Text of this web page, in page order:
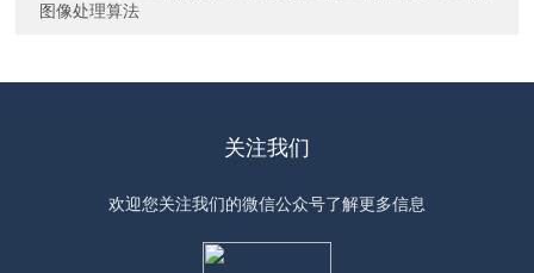
图像处理算法
关注我们
欢迎您关注我们的微信公众号了解更多信息